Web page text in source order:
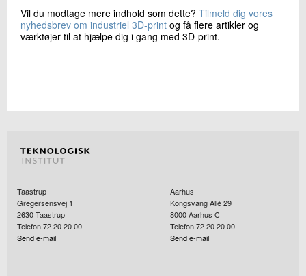
Vil du modtage mere indhold som dette? Tilmeld dig vores
nyhedsbrev om industriel 3D-print og få flere artikler og
værktøjer til at hjælpe dig i gang med 3D-print.
Taastrup
Gregersensvej 1
2630Taastrup
Telefon 72 20 20 00
Send e-mail
Aarhus
Kongsvang Allé 29
8000Aarhus C
Telefon 72 20 20 00
Send e-mail